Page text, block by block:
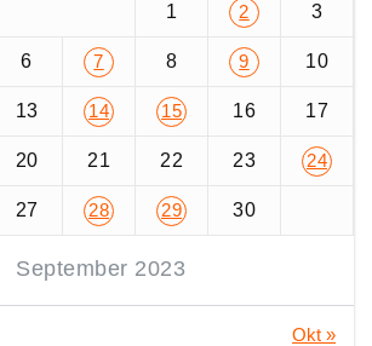
September 2023
1 2 3
6 7 8 9 10
13 14 15 16 17
20 21 22 23 24
27 28 29 30
Okt »